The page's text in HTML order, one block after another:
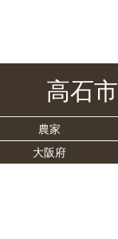
高石市
農家
大阪府